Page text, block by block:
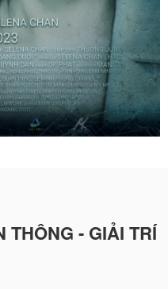
THÔNG - GIẢI TRÍ